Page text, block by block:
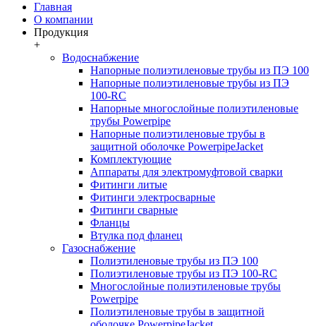
Главная
О компании
Продукция
+
Водоснабжение
Напорные полиэтиленовые трубы из ПЭ 100
Напорные полиэтиленовые трубы из ПЭ
100-RC
Напорные многослойные полиэтиленовые
трубы Powerpipe
Напорные полиэтиленовые трубы в
защитной оболочке PowerpipeJacket
Комплектующие
Аппараты для электромуфтовой сварки
Фитинги литые
Фитинги электросварные
Фитинги сварные
Фланцы
Втулка под фланец
Газоснабжение
Полиэтиленовые трубы из ПЭ 100
Полиэтиленовые трубы из ПЭ 100-RC
Многослойные полиэтиленовые трубы
Powerpipe
Полиэтиленовые трубы в защитной